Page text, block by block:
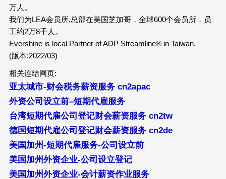
万人。
我们为LEA会员所,总部在美国芝加哥，全球600个会员所，员
工约2万8千人。
Evershine is local Partner of ADP Streamline® in Taiwan.
(版本:2022/03)
相关连结网页:
亚太城市-财会税务薪资服务 cn2apac
外资公司设立前–短期代雇服务
台湾短期代雇公司登记财会薪资服务 cn2tw
德国短期代雇公司登记财会薪资服务cn2de
美国 加州-短期代雇服务-公司设立前
美国加州外资企业-公司设立登记
美国加州外资企业-会计薪资作业服务